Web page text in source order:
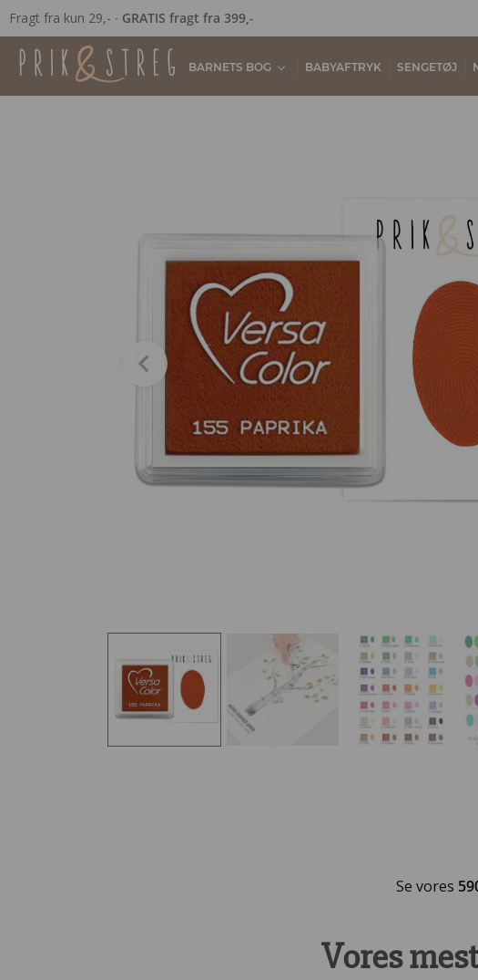
Fragt fra kun 29,- ∙ GRATIS fragt fra 399,-
BARNETS BOG BABYAFTRYK SENGETØJ
Se vores
Vores